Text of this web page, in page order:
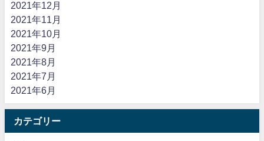
2021年12月
2021年11月
2021年10月
2021年9月
2021年8月
2021年7月
2021年6月
カテゴリー